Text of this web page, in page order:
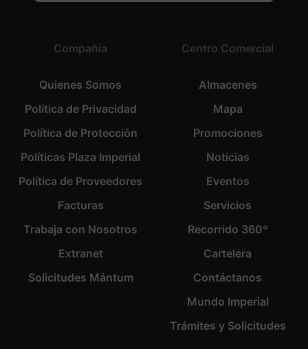
Compañía
Quienes Somos
Política de Privacidad
Política de Protección
Políticas Plaza Imperial
Política de Proveedores
Facturas
Trabaja con Nosotros
Extranet
Solicitudes Mántum
Centro Comercial
Almacenes
Mapa
Promociones
Noticias
Eventos
Servicios
Recorrido 360º
Cartelera
Contáctanos
Mundo Imperial
Trámites y Solicitudes